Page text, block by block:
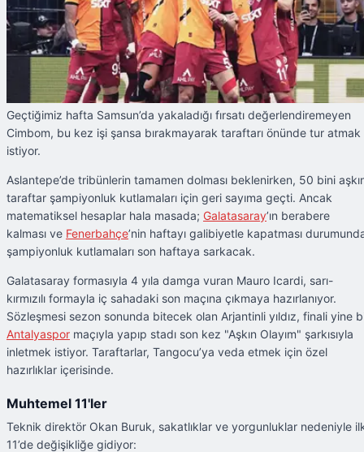
Geçtiğimiz hafta Samsun’da yakaladığı fırsatı değerlendiremeyen
Cimbom, bu kez işi şansa bırakmayarak taraftarı önünde tur atmak
istiyor.
Aslantepe’de tribünlerin tamamen dolması beklenirken, 50 bini
taraftar şampiyonluk kutlamaları için geri sayıma geçti. Ancak
matematiksel hesaplar hala masada; Galatasaray’ın berabere
kalması ve Fenerbahçe’nin haftayı galibiyetle kapatması
şampiyonluk kutlamaları son haftaya sarkacak.
Galatasaray formasıyla 4 yıla damga vuran Mauro Icardi, sarı-
kırmızılı formayla iç sahadaki son maçına çıkmaya hazırlanıyor.
Sözleşmesi sezon sonunda bitecek olan Arjantinli yıldız, finali yine
Antalyaspor maçıyla yapıp stadı son kez "Aşkın Olayım" şarkısıyla
inletmek istiyor. Taraftarlar, Tangocu’ya veda etmek için özel
hazırlıklar içerisinde.
Muhtemel 11'ler
Teknik direktör Okan Buruk, sakatlıklar ve yorgunluklar nedeniyle
11’de değişikliğe gidiyor: